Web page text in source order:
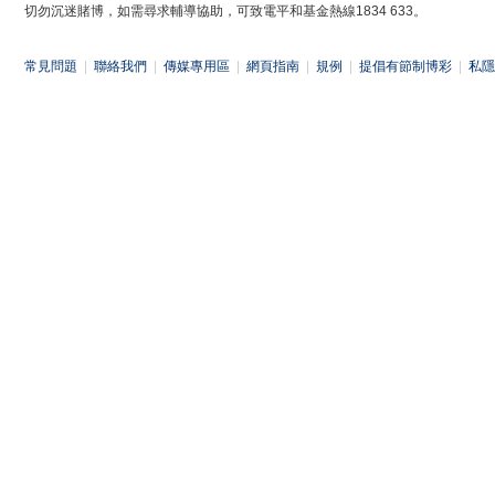
切勿沉迷賭博，如需尋求輔導協助，可致電平和基金熱線1834 633。
常見問題 聯絡我們 傳媒專用區 網頁指南 規例 提倡有節制博彩 私